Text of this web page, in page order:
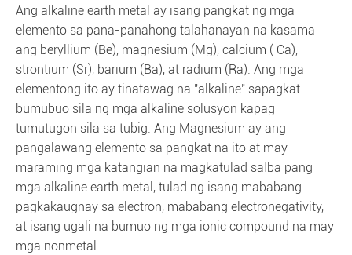
Ang alkaline earth metal ay isang pangkat ng mga
elemento sa pana-panahong talahanayan na kasama
ang beryllium (Be), magnesium (Mg), calcium ( Ca),
strontium (Sr), barium (Ba), at radium (Ra). Ang mga
elementong ito ay tinatawag na "alkaline" sapagkat
bumubuo sila ng mga alkaline solusyon kapag
tumutugon sila sa tubig. Ang Magnesium ay ang
pangalawang elemento sa pangkat na ito at may
maraming mga katangian na magkatulad saIba pang
mga alkaline earth metal, tulad ng isang mababang
pagkakaugnay sa electron, mababang electronegativity,
at isang ugali na bumuo ng mga ionic compound na may
mga nonmetal.